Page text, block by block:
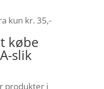
kun kr. 35,-
købe
slik
produkter i